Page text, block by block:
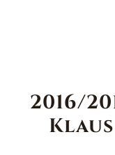
2016/